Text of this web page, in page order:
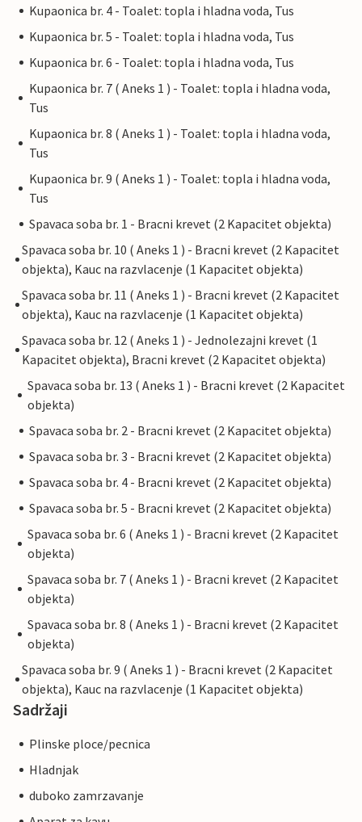
Kupaonica br. 4 - Toalet: topla i hladna voda, Tus
Kupaonica br. 5 - Toalet: topla i hladna voda, Tus
Kupaonica br. 6 - Toalet: topla i hladna voda, Tus
Kupaonica br. 7 ( Aneks 1 ) - Toalet: topla i hladna voda,
Tus
Kupaonica br. 8 ( Aneks 1 ) - Toalet: topla i hladna voda,
Tus
Kupaonica br. 9 ( Aneks 1 ) - Toalet: topla i hladna voda,
Tus
Spavaca soba br. 1 - Bracni krevet (2 Kapacitet objekta)
Spavaca soba br. 10 ( Aneks 1 ) - Bracni krevet (2 Kapacitet
objekta), Kauc na razvlacenje (1 Kapacitet objekta)
Spavaca soba br. 11 ( Aneks 1 ) - Bracni krevet (2 Kapacitet
objekta), Kauc na razvlacenje (1 Kapacitet objekta)
Spavaca soba br. 12 ( Aneks 1 ) - Jednolezajni krevet (1
Kapacitet objekta), Bracni krevet (2 Kapacitet objekta)
Spavaca soba br. 13 ( Aneks 1 ) - Bracni krevet (2 Kapacitet
objekta)
Spavaca soba br. 2 - Bracni krevet (2 Kapacitet objekta)
Spavaca soba br. 3 - Bracni krevet (2 Kapacitet objekta)
Spavaca soba br. 4 - Bracni krevet (2 Kapacitet objekta)
Spavaca soba br. 5 - Bracni krevet (2 Kapacitet objekta)
Spavaca soba br. 6 ( Aneks 1 ) - Bracni krevet (2 Kapacitet
objekta)
Spavaca soba br. 7 ( Aneks 1 ) - Bracni krevet (2 Kapacitet
objekta)
Spavaca soba br. 8 ( Aneks 1 ) - Bracni krevet (2 Kapacitet
objekta)
Spavaca soba br. 9 ( Aneks 1 ) - Bracni krevet (2 Kapacitet
objekta), Kauc na razvlacenje (1 Kapacitet objekta)
Sadržaji
Plinske ploce/pecnica
Hladnjak
duboko zamrzavanje